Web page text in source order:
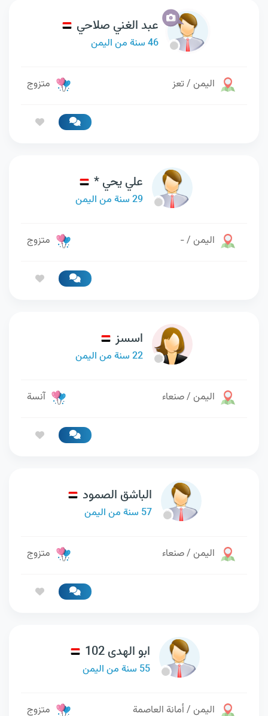
عبد الغني صلاحي
46 سنة من اليمن
اليمن / تعز متزوج
علي يحي *
29 سنة من اليمن
اليمن / - متزوج
اسسز
22 سنة من اليمن
اليمن / صنعاء آنسة
الباشق الصمود
57 سنة من اليمن
اليمن / صنعاء متزوج
ابو الهدى 102
55 سنة من اليمن
اليمن / أمانة العاصمة متزوج